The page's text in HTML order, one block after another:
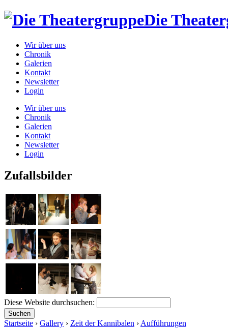
Die
Wir über uns
Chronik
Galerien
Kontakt
Newsletter
Login
Wir über uns
Chronik
Galerien
Kontakt
Newsletter
Login
Zufallsbilder
Diese Website durchsuchen:
Startseite › Gallery › Zeit der Kannibalen › Aufführungen